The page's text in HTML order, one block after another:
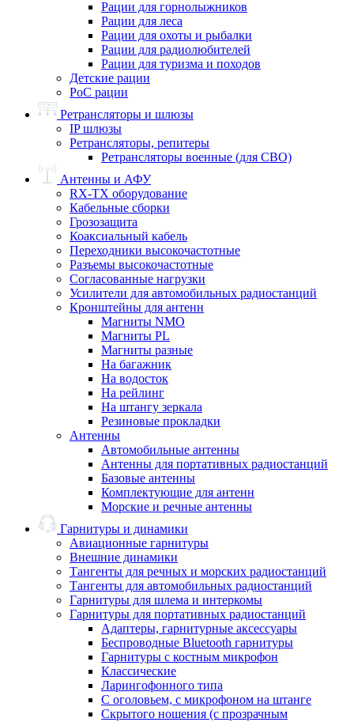
Рации для горнолыжников
Рации для леса
Рации для охоты и рыбалки
Рации для радиолюбителей
Рации для туризма и походов
Детские рации
PoC рации
Ретрансляторы и шлюзы
IP шлюзы
Ретрансляторы, репитеры
Ретрансляторы военные (для СВО)
Антенны и АФУ
RX-TX оборудование
Кабельные сборки
Грозозащита
Коаксиальный кабель
Переходники высокочастотные
Разъемы высокочастотные
Согласованные нагрузки
Усилители для автомобильных радиостанций
Кронштейны для антенн
Магниты NMO
Магниты PL
Магниты разные
На багажник
На водосток
На рейлинг
На штангу зеркала
Резиновые прокладки
Антенны
Автомобильные антенны
Антенны для портативных радиостанций
Базовые антенны
Комплектующие для антенн
Морские и речные антенны
Гарнитуры и динамики
Авиационные гарнитуры
Внешние динамики
Тангенты для речных и морских радиостанций
Тангенты для автомобильных радиостанций
Гарнитуры для шлема и интеркомы
Гарнитуры для портативных радиостанций
Адаптеры, гарнитурные аксессуары
Беспроводные Bluetooth гарнитуры
Гарнитуры с костным микрофон
Классические
Ларингофонного типа
С оголовьем, с микрофоном на штанге
Скрытого ношения (с прозрачным